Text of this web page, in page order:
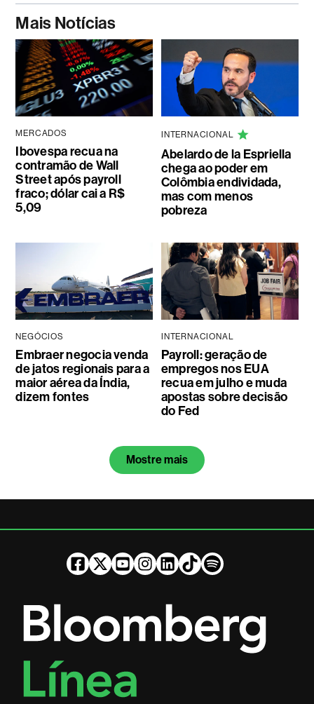
Mais Notícias
MERCADOS
Ibovespa recua na
contramão de Wall
Street após payroll
fraco; dólar cai a R$
5,09
INTERNACIONAL
Abelardo de la Espriella
chega ao poder em
Colômbia endividada,
mas com menos
pobreza
NEGÓCIOS
Embraer negocia venda
de jatos regionais para a
maior aérea da Índia,
dizem fontes
INTERNACIONAL
Payroll: geração de
empregos nos EUA
recua em julho e muda
apostas sobre decisão
do Fed
Mostre mais